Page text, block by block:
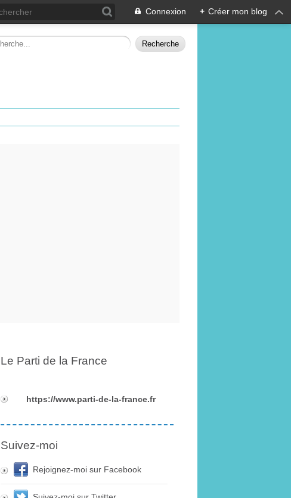
Connexion + Créer mon blog
Le Parti de la France
https://www.parti-de-la-france.fr
Suivez-moi
Rejoignez-moi sur Facebook